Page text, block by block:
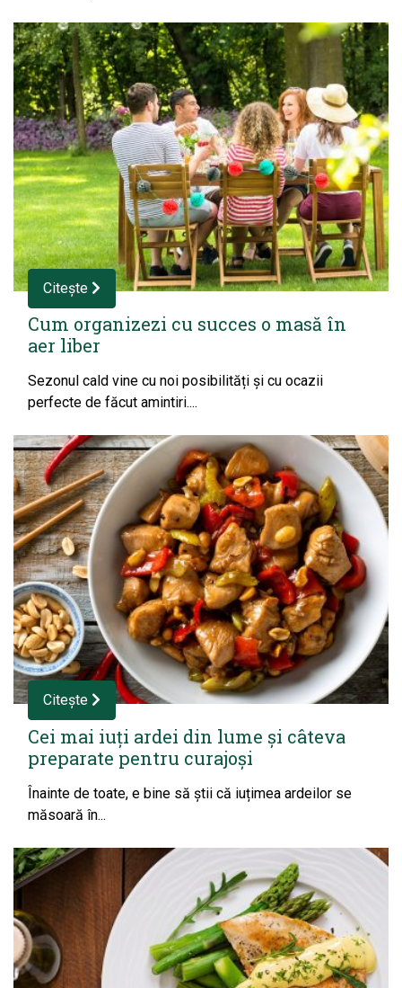
Citește
Cum organizezi cu succes o masă în
aer liber
Sezonul cald vine cu noi posibilități și cu ocazii
perfecte de făcut amintiri....
Citește
Cei mai iuți ardei din lume și câteva
preparate pentru curajoși
Înainte de toate, e bine să știi că iuțimea ardeilor se
măsoară în...